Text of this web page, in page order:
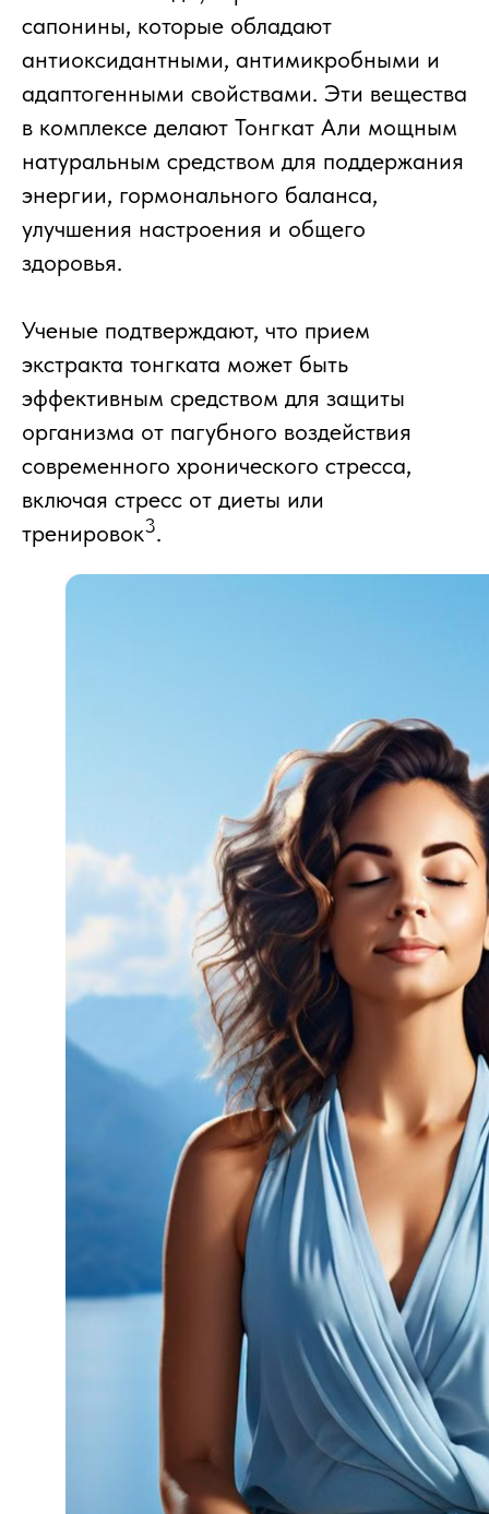
сапонины, которые обладают
антиоксидантными, антимикробными и
адаптогенными свойствами. Эти вещества
в комплексе делают Тонгкат Али мощным
натуральным средством для поддержания
энергии, гормонального баланса,
улучшения настроения и общего
здоровья.
Ученые подтверждают, что прием
экстракта тонгката может быть
эффективным средством для защиты
организма от пагубного воздействия
современного хронического стресса,
включая стресс от диеты или
тренировок3.